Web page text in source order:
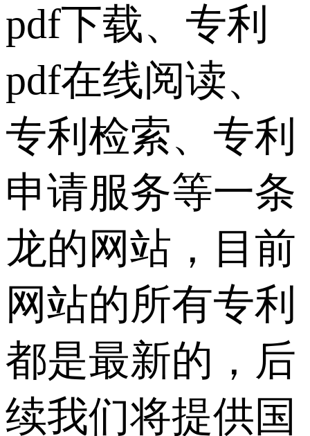
pdf下载、专利
pdf在线阅读、
专利检索、专利
申请服务等一条
龙的网站，目前
网站的所有专利
都是最新的，后
续我们将提供国